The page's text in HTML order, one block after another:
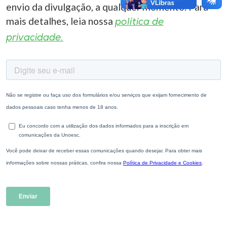
envio da divulgação, a qualquer momento. Para
mais detalhes, leia nossa política de
privacidade.